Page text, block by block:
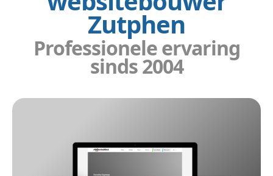
Zutphen
Professionele ervaring
sinds 2004